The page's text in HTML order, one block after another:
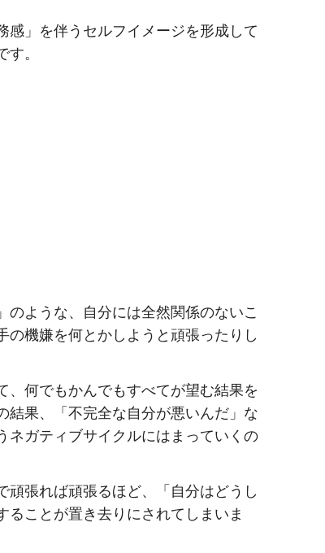
感」を伴うセルフイメージを形成して
。
ような、自分には全然関係のないこ
の機嫌を何とかしようと頑張ったりし
何でもかんでもすべてが望む結果を
果、「不完全な自分が悪いんだ」な
ネガティブサイクルにはまっていくの
張れば頑張るほど、「自分はどうし
ことが置き去りにされてしまいま